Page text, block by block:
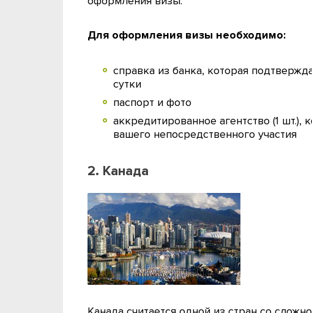
Для оформления визы необходимо:
справка из банка, которая
сутки
паспорт и фото
аккредитированное агентство (1
вашего непосредственного участия
2. Канада